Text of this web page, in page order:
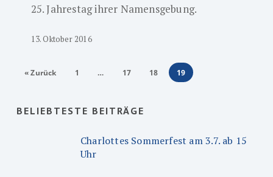
25. Jahrestag ihrer Namensgebung.
13. Oktober 2016
« Zurück 1 … 17 18 19
BELIEBTESTE BEITRÄGE
Charlottes Sommerfest am 3.7. ab 15
Uhr